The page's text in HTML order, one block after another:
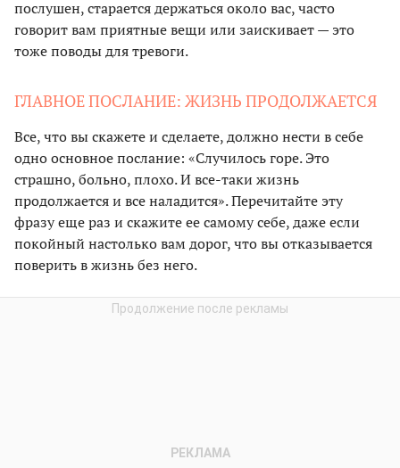
послушен, старается держаться около вас, часто
говорит вам приятные вещи или заискивает — это
тоже поводы для тревоги.
ГЛАВНОЕ ПОСЛАНИЕ: ЖИЗНЬ ПРОДОЛЖАЕТСЯ
Все, что вы скажете и сделаете, должно нести в себе
одно основное послание: «Случилось горе. Это
страшно, больно, плохо. И все-таки жизнь
продолжается и все наладится». Перечитайте эту
фразу еще раз и скажите ее самому себе, даже если
покойный настолько вам дорог, что вы отказывается
поверить в жизнь без него.